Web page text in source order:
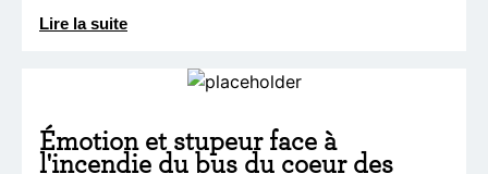
Lire la suite
Émotion et stupeur face à
l'incendie du bus du coeur des